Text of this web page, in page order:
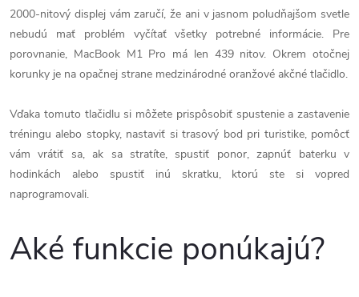
2000-nitový displej vám zaručí, že ani v jasnom poludňajšom svetle
nebudú mať problém vyčítať všetky potrebné informácie. Pre
porovnanie, MacBook M1 Pro má len 439 nitov. Okrem otočnej
korunky je na opačnej strane medzinárodné oranžové akčné tlačidlo.
Vďaka tomuto tlačidlu si môžete prispôsobiť spustenie a zastavenie
tréningu alebo stopky, nastaviť si trasový bod pri turistike, pomôcť
vám vrátiť sa, ak sa stratíte, spustiť ponor, zapnúť baterku v
hodinkách alebo spustiť inú skratku, ktorú ste si vopred
naprogramovali.
Aké funkcie ponúkajú?